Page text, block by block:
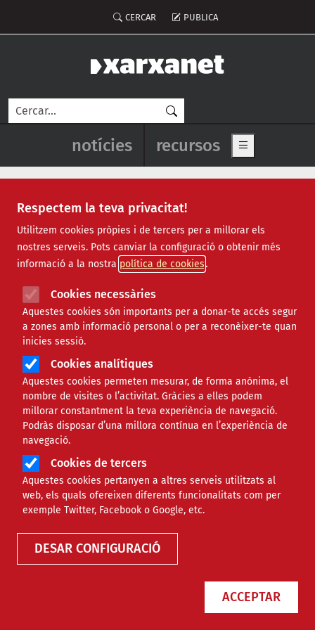
Respectem la teva privacitat!
Utilitzem cookies pròpies i de tercers per a millorar els
nostres serveis. Pots canviar la configuració o obtenir més
informació a la nostra política de cookies
Cookies necessàries
Aquestes cookies són importants per a donar-te accés segur
a zones amb informació personal o per a reconèixer-te quan
inicies sessió.
Cookies analítiques
Aquestes cookies permeten mesurar, de forma anònima, el
nombre de visites o l’activitat. Gràcies a elles podem
millorar constantment la teva experiència de navegació.
Podràs disposar d’una millora contínua en l’experiència de
navegació.
Cookies de tercers
Aquestes cookies pertanyen a altres serveis utilitzats al
web, els quals ofereixen diferents funcionalitats com per
exemple Twitter, Facebook o Google, etc.
DESAR CONFIGURACIÓ
ACCEPTAR
Menú del compte d'usuari
CERCAR PUBLICA
Cerca
Navegació principal de
notícies recursos Show main
stopagroparc
En marxa una campanya per
protegir l’àliga cuabarrada davant
del macroprojecte d’Ametller
Origen
NOTÍCIES AMBIENTAL